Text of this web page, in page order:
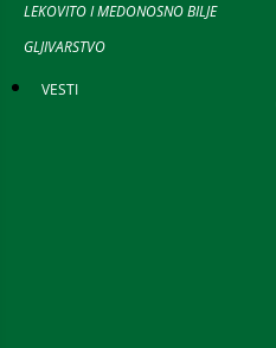
LEKOVITO I MEDONOSNO BILJE
GLJIVARSTVO
VESTI